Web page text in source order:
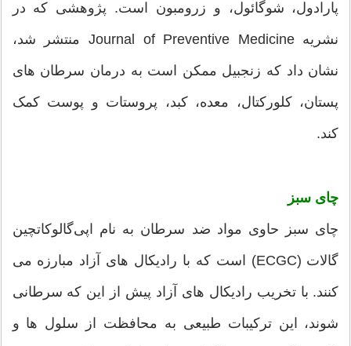
پارادول، شوگائول، و زرومبون است. پژوهشی که در
نشریه Journal of Preventive Medicine منتشر شد،
نشان داد که زنجبیل ممکن است به درمان سرطان های
پستان، کلورکتال، معده، کبد، پروستات و پوست کمک
کند.
چای سبز
چای سبز حاوی مواد ضد سرطان به نام اپی‌گالوکاتچین
گالات (ECGC) است که با رادیکال های آزاد مبارزه می
کنند. با تخریب رادیکال های آزاد پیش از این که سرطانی
شوند، این ترکیبات طبیعی به محافظت از سلول ها و